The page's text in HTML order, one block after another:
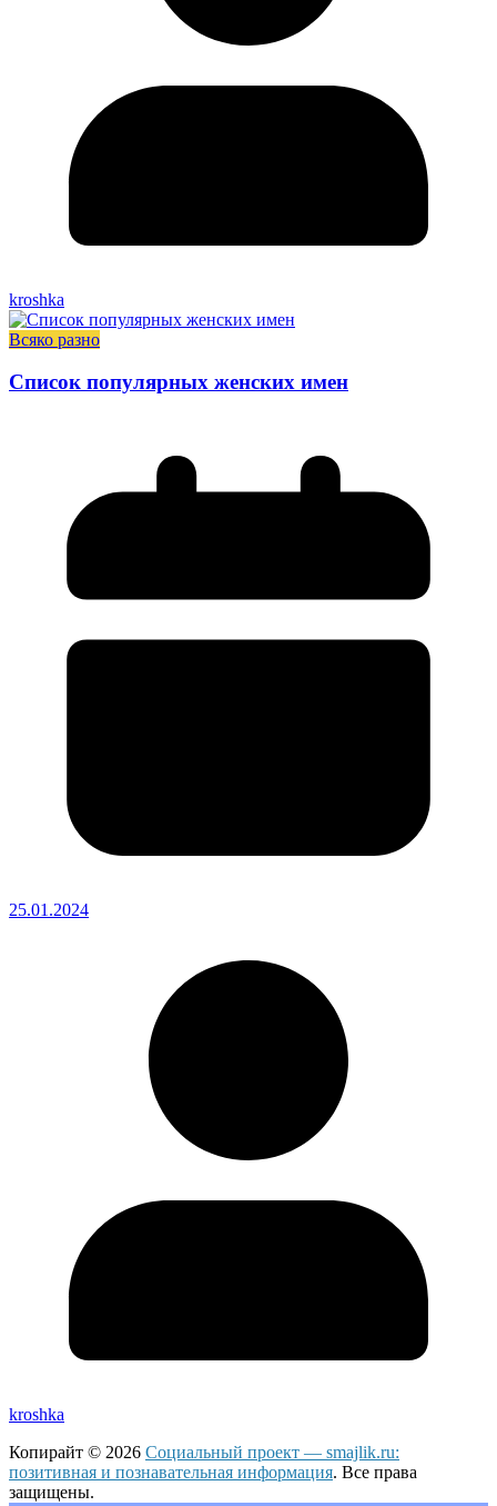
kroshka
Всяко разно
Список популярных женских имен
25.01.2024
kroshka
Копирайт © 2026 Социальный проект — smajlik.ru:
позитивная и познавательная информация. Все права
защищены.